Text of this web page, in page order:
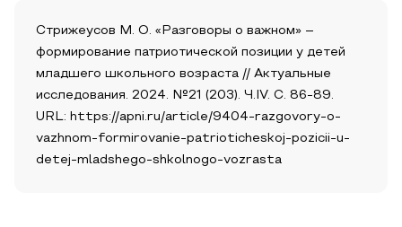
Стрижеусов М. О. «Разговоры о важном» –
формирование патриотической позиции у детей
младшего школьного возраста // Актуальные
исследования. 2024. №21 (203). Ч.IV. С. 86-89.
URL: https://apni.ru/article/9404-razgovory-o-
vazhnom-formirovanie-patrioticheskoj-pozicii-u-
detej-mladshego-shkolnogo-vozrasta